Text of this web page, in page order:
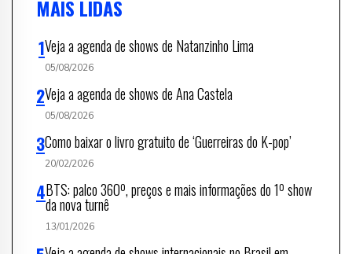
MAIS LIDAS
Veja a agenda de shows de Natanzinho Lima
05/08/2026
Veja a agenda de shows de Ana Castela
05/08/2026
Como baixar o livro gratuito de ‘Guerreiras do K-pop’
20/02/2026
BTS: palco 360º, preços e mais informações do 1º show
da nova turnê
13/01/2026